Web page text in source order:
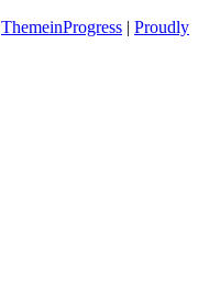
ThemeinProgress | Proudly